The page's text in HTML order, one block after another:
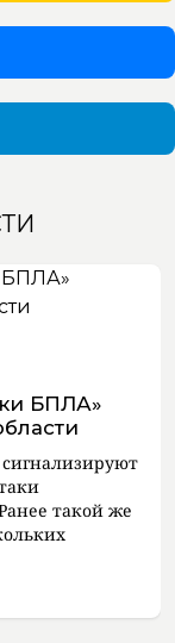
БПЛА»
такой же